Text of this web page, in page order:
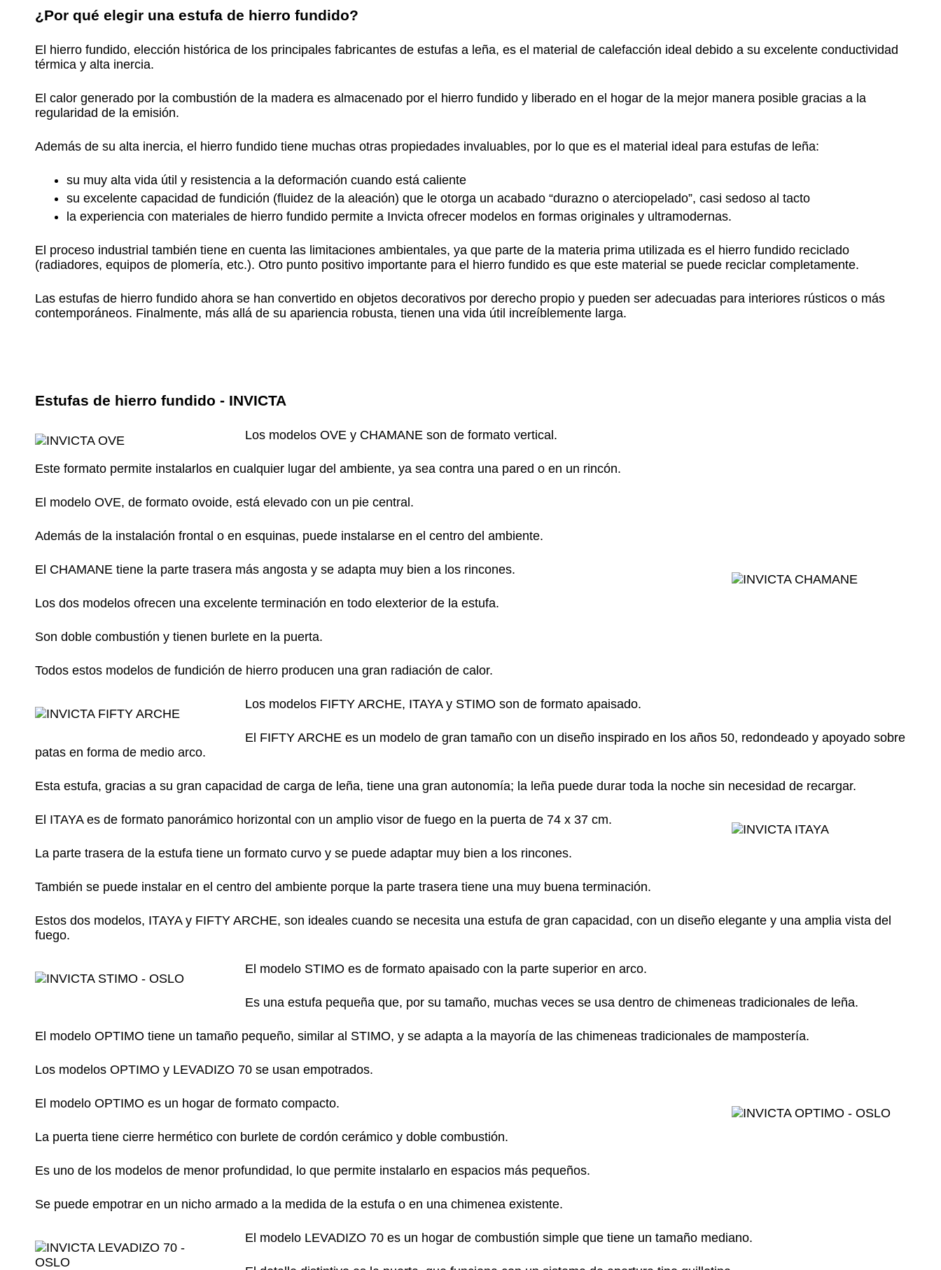
¿Por qué elegir una estufa de hierro fundido?
El hierro fundido, elección histórica de los principales fabricantes de estufas a leña, es el material de calefacción ideal debido a su excelente conductividad
térmica y alta inercia.
El calor generado por la combustión de la madera es almacenado por el hierro fundido y liberado en el hogar de la mejor manera posible gracias a la
regularidad de la emisión.
Además de su alta inercia, el hierro fundido tiene muchas otras propiedades invaluables, por lo que es el material ideal para estufas de leña:
su muy alta vida útil y resistencia a la deformación cuando está caliente
su excelente capacidad de fundición (fluidez de la aleación) que le otorga un acabado “durazno o aterciopelado”, casi sedoso al tacto
la experiencia con materiales de hierro fundido permite a Invicta ofrecer modelos en formas originales y ultramodernas.
El proceso industrial también tiene en cuenta las limitaciones ambientales, ya que parte de la materia prima utilizada es el hierro fundido reciclado
(radiadores, equipos de plomería, etc.). Otro punto positivo importante para el hierro fundido es que este material se puede reciclar completamente.
Las estufas de hierro fundido ahora se han convertido en objetos decorativos por derecho propio y pueden ser adecuadas para interiores rústicos o más
contemporáneos. Finalmente, más allá de su apariencia robusta, tienen una vida útil increíblemente larga.
Estufas de hierro fundido - INVICTA
Los modelos OVE y CHAMANE son de formato vertical.
Este formato permite instalarlos en cualquier lugar del ambiente, ya sea contra una pared o en un rincón.
El modelo OVE, de formato ovoide, está elevado con un pie central.
Además de la instalación frontal o en esquinas, puede instalarse en el centro del ambiente.
El CHAMANE tiene la parte trasera más angosta y se adapta muy bien a los rincones.
Los dos modelos ofrecen una excelente terminación en todo elexterior de la estufa.
Son doble combustión y tienen burlete en la puerta.
Todos estos modelos de fundición de hierro producen una gran radiación de calor.
Los modelos FIFTY ARCHE, ITAYA y STIMO son de formato apaisado.
El FIFTY ARCHE es un modelo de gran tamaño con un diseño inspirado en los años 50, redondeado y apoyado sobre
patas en forma de medio arco.
Esta estufa, gracias a su gran capacidad de carga de leña, tiene una gran autonomía; la leña puede durar toda la noche sin necesidad de recargar.
El ITAYA es de formato panorámico horizontal con un amplio visor de fuego en la puerta de 74 x 37 cm.
La parte trasera de la estufa tiene un formato curvo y se puede adaptar muy bien a los rincones.
También se puede instalar en el centro del ambiente porque la parte trasera tiene una muy buena terminación.
Estos dos modelos, ITAYA y FIFTY ARCHE, son ideales cuando se necesita una estufa de gran capacidad, con un diseño elegante y una amplia vista del
fuego.
El modelo STIMO es de formato apaisado con la parte superior en arco.
Es una estufa pequeña que, por su tamaño, muchas veces se usa dentro de chimeneas tradicionales de leña.
El modelo OPTIMO tiene un tamaño pequeño, similar al STIMO, y se adapta a la mayoría de las chimeneas tradicionales de mampostería.
Los modelos OPTIMO y LEVADIZO 70 se usan empotrados.
El modelo OPTIMO es un hogar de formato compacto.
La puerta tiene cierre hermético con burlete de cordón cerámico y doble combustión.
Es uno de los modelos de menor profundidad, lo que permite instalarlo en espacios más pequeños.
Se puede empotrar en un nicho armado a la medida de la estufa o en una chimenea existente.
El modelo LEVADIZO 70 es un hogar de combustión simple que tiene un tamaño mediano.